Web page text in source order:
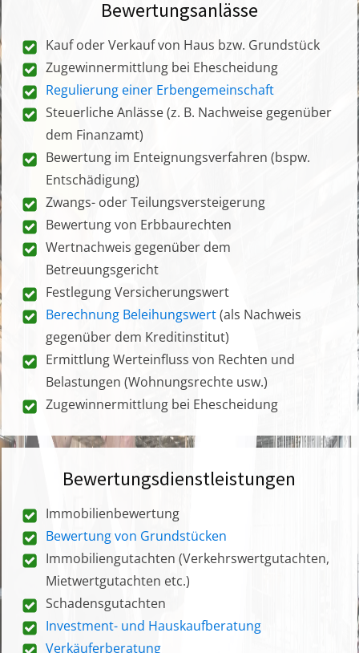
Bewertungsanlässe
Kauf oder Verkauf von Haus bzw. Grundstück
Zugewinnermittlung bei Ehescheidung
Regulierung einer Erbengemeinschaft
Steuerliche Anlässe (z. B. Nachweise gegenüber
dem Finanzamt)
Bewertung im Enteignungsverfahren (bspw.
Entschädigung)
Zwangs- oder Teilungsversteigerung
Bewertung von Erbbaurechten
Wertnachweis gegenüber dem
Betreuungsgericht
Festlegung Versicherungswert
Berechnung Beleihungswert(als Nachweis
gegenüber dem Kreditinstitut)
Ermittlung Werteinfluss von Rechten und
Belastungen (Wohnungsrechte usw.)
Zugewinnermittlung bei Ehescheidung
Bewertungsdienstleistungen
Immobilienbewertung
Bewertung von Grundstücken
Immobiliengutachten (Verkehrswertgutachten,
Mietwertgutachten etc.)
Schadensgutachten
Investment- und Hauskaufberatung
Verkäuferberatung